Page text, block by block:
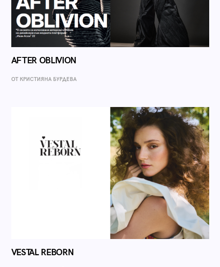
AFTER OBLIVION
ОТ КРИСТИЯНА БУРДЕВА
VESTAL REBORN